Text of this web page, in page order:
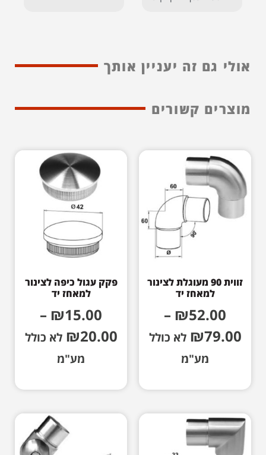
אולי גם זה יעניין אותך
מוצרים קשורים
זווית 90 מעוגלת לצינור
למאחז יד
₪52.00
–
₪79.00
לא כולל
מע"מ
פקק עגול כיפה לצינור
למאחז יד
₪15.00
–
₪20.00
לא כולל
מע"מ